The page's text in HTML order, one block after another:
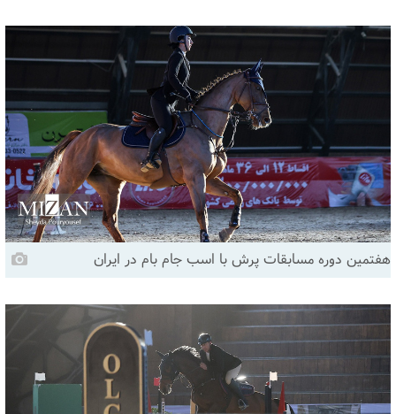
هفتمین دوره مسابقات پرش با اسب جام بام در ایران